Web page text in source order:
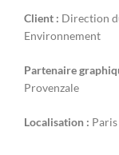
Client : Direction
Environnement
Partenaire
Provenzale
Localisation : Paris